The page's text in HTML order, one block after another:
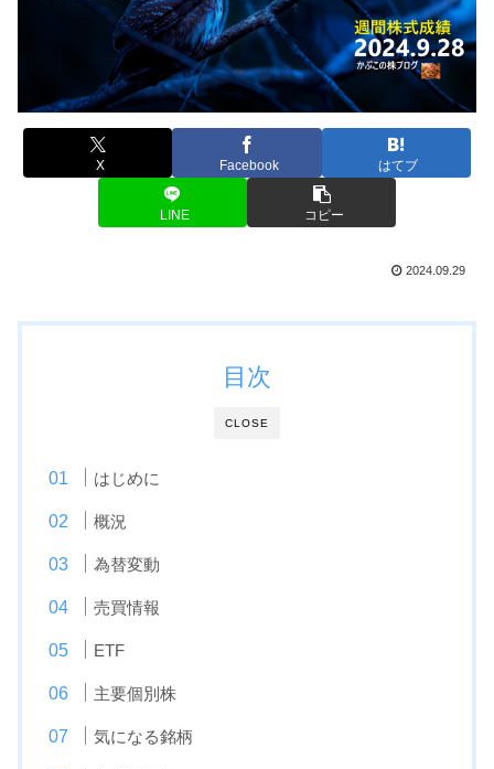
X Facebook はてブ
LINE コピー
2024.09.29
CLOSE
目次
はじめに
概況
為替変動
売買情報
ETF
主要個別株
気になる銘柄